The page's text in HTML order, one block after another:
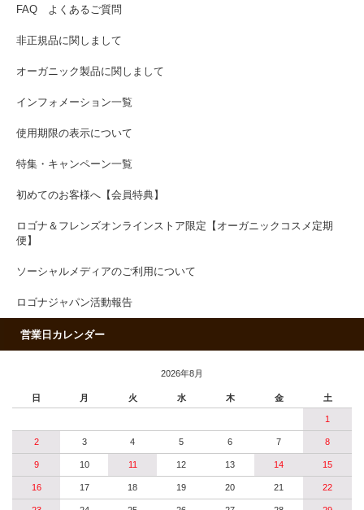
FAQ よくあるご質問
非正規品に関しまして
オーガニック製品に関しまして
インフォメーション一覧
使用期限の表示について
特集・キャンペーン一覧
初めてのお客様へ【会員特典】
ロゴナ＆フレンズオンラインストア限定【オーガニックコスメ定期
便】
ソーシャルメディアのご利用について
ロゴナジャパン活動報告
営業日カレンダー
2026年8月
日 月 火 水 木 金 土
1
2 3 4 5 6 7 8
9 10 11 12 13 14 15
16 17 18 19 20 21 22